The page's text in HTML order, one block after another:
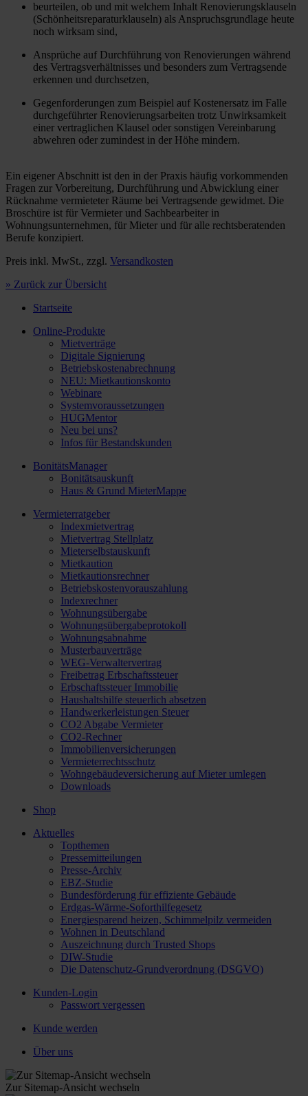
beurteilen, ob und mit welchem Inhalt Renovierungsklauseln
(Schönheitsreparaturklauseln) als Anspruchsgrundlage heute
noch wirksam sind,
Ansprüche auf Durchführung von Renovierungen während
des Vertragsverhältnisses und besonders zum Vertragsende
erkennen und durchsetzen,
Gegenforderungen zum Beispiel auf Kostenersatz im Falle
durchgeführter Renovierungsarbeiten trotz Unwirksamkeit
einer vertraglichen Klausel oder sonstigen Vereinbarung
abwehren oder zumindest in der Höhe mindern.
Ein eigener Abschnitt ist den in der Praxis häufig vorkommenden
Fragen zur Vorbereitung, Durchführung und Abwicklung einer
Rücknahme vermieteter Räume bei Vertragsende gewidmet. Die
Broschüre ist für Vermieter und Sachbearbeiter in
Wohnungsunternehmen, für Mieter und für alle rechtsberatenden
Berufe konzipiert.
Preis inkl. MwSt., zzgl. Versandkosten
» Zurück zur Übersicht
Startseite
Online-Produkte
Mietverträge
Digitale Signierung
Betriebskostenabrechnung
NEU: Mietkautionskonto
Webinare
Systemvoraussetzungen
HUGMentor
Neu bei uns?
Infos für Bestandskunden
BonitätsManager
Bonitätsauskunft
Haus & Grund MieterMappe
Vermieterratgeber
Indexmietvertrag
Mietvertrag Stellplatz
Mieterselbstauskunft
Mietkaution
Mietkautionsrechner
Betriebskostenvorauszahlung
Indexrechner
Wohnungsübergabe
Wohnungsübergabeprotokoll
Wohnungsabnahme
Musterbauverträge
WEG-Verwaltervertrag
Freibetrag Erbschaftssteuer
Erbschaftssteuer Immobilie
Haushaltshilfe steuerlich absetzen
Handwerkerleistungen Steuer
CO2 Abgabe Vermieter
CO2-Rechner
Immobilienversicherungen
Vermieterrechtsschutz
Wohngebäudeversicherung auf Mieter umlegen
Downloads
Shop
Aktuelles
Topthemen
Pressemitteilungen
Presse-Archiv
EBZ-Studie
Bundesförderung für effiziente Gebäude
Erdgas-Wärme-Soforthilfegesetz
Energiesparend heizen, Schimmelpilz vermeiden
Wohnen in Deutschland
Auszeichnung durch Trusted Shops
DIW-Studie
Die Datenschutz-Grundverordnung (DSGVO)
Kunden-Login
Passwort vergessen
Kunde werden
Über uns
Zur Sitemap-Ansicht wechseln